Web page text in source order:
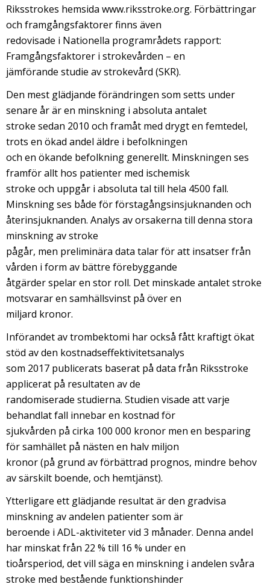
Riksstrokes hemsida www.riksstroke.org. Förbättringar
och framgångsfaktorer finns även
redovisade i Nationella programrådets rapport:
Framgångsfaktorer i strokevården – en
jämförande studie av strokevård (SKR).
Den mest glädjande förändringen som setts under
senare år är en minskning i absoluta antalet
stroke sedan 2010 och framåt med drygt en femtedel,
trots en ökad andel äldre i befolkningen
och en ökande befolkning generellt. Minskningen ses
framför allt hos patienter med ischemisk
stroke och uppgår i absoluta tal till hela 4500 fall.
Minskning ses både för förstagångsinsjuknanden och
återinsjuknanden. Analys av orsakerna till denna stora
minskning av stroke
pågår, men preliminära data talar för att insatser från
vården i form av bättre förebyggande
åtgärder spelar en stor roll. Det minskade antalet stroke
motsvarar en samhällsvinst på över en
miljard kronor.
Införandet av trombektomi har också fått kraftigt ökat
stöd av den kostnadseffektivitetsanalys
som 2017 publicerats baserat på data från Riksstroke
applicerat på resultaten av de
randomiserade studierna. Studien visade att varje
behandlat fall innebar en kostnad för
sjukvården på cirka 100 000 kronor men en besparing
för samhället på nästen en halv miljon
kronor (på grund av förbättrad prognos, mindre behov
av särskilt boende, och hemtjänst).
Ytterligare ett glädjande resultat är den gradvisa
minskning av andelen patienter som är
beroende i ADL-aktiviteter vid 3 månader. Denna andel
har minskat från 22 % till 16 % under en
tioårsperiod, det vill säga en minskning i andelen svåra
stroke med bestående funktionshinder